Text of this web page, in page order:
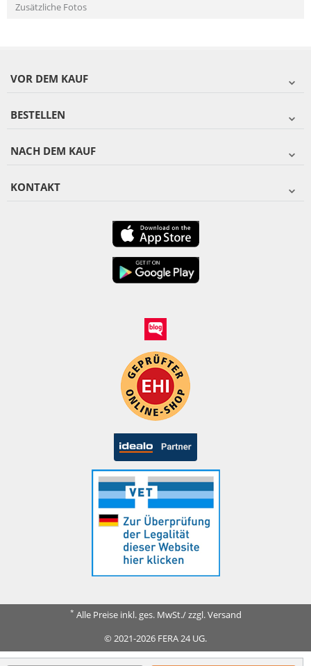
Zusätzliche Fotos
VOR DEM KAUF
BESTELLEN
NACH DEM KAUF
KONTAKT
* Alle Preise inkl. ges. MwSt./ zzgl. Versand
© 2021-2026 FERA 24 UG.
FERA INTERNATIONAL: